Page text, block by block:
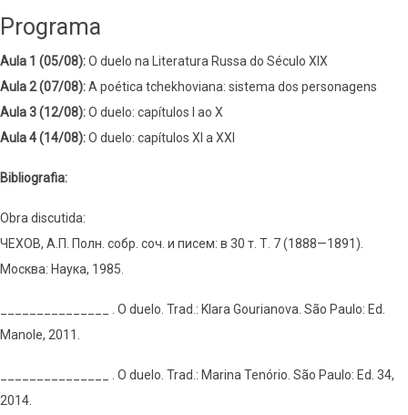
Programa
Aula 1 (05/08):O duelo na Literatura Russa do Século XIX
Aula 2 (07/08):A poética tchekhoviana: sistema dos personagens
Aula 3 (12/08):O duelo: capítulos I ao X
Aula 4 (14/08):O duelo: capítulos XI a XXI
Bibliografia:
Obra discutida:
ЧЕХОВ, A.П. Полн. собр. соч. и писем: в 30 т. Т. 7 (1888—1891).
Москва: Наука, 1985.
_______________ . O duelo. Trad.: Klara Gourianova. São Paulo: Ed.
Manole, 2011.
_______________ . O duelo. Trad.: Marina Tenório. São Paulo: Ed. 34,
2014.